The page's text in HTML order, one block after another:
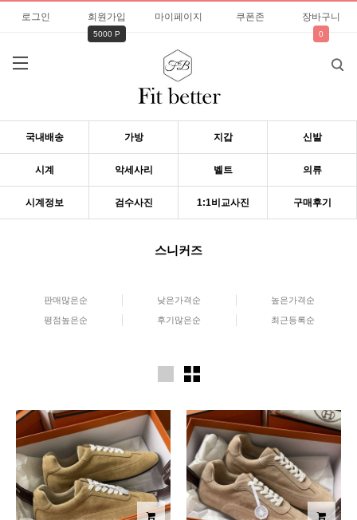
로그인 회원가입
5000 P
마이페이지 쿠폰존 장바구니
0
국내배송 가방 지갑 신발
시계 악세사리 벨트 의류
시계정보 검수사진 1:1비교사진 구매후기
스니커즈
판매많은순 낮은가격순 높은가격순
평점높은순 후기많은순 최근등록순